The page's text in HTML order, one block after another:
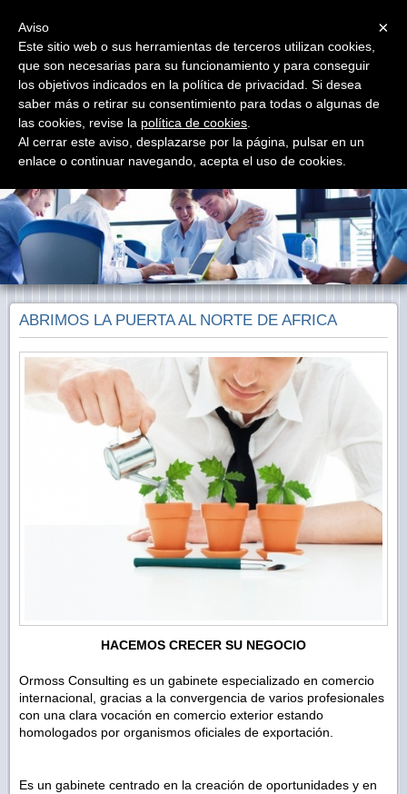
Ormoss Consulting
Asesoramiento para Importar Exportar entre España,
Argelia, Marruecos y Túnez
ABRIMOS LA PUERTA AL NORTE DE AFRICA
HACEMOS CRECER SU NEGOCIO
Ormoss Consulting es un gabinete especializado en comercio
internacional, gracias a la convergencia de varios profesionales
con una clara vocación en comercio exterior estando
homologados por organismos oficiales de exportación.
Es un gabinete centrado en la creación de oportunidades y en
×
Aviso
Este sitio web o sus herramientas de terceros utilizan cookies,
que son necesarias para su funcionamiento y para conseguir
los objetivos indicados en la política de privacidad. Si desea
saber más o retirar su consentimiento para todas o algunas de
las cookies, revise la política de cookies
Al cerrar este aviso, desplazarse por la página, pulsar en un
enlace o continuar navegando, acepta el uso de cookies.